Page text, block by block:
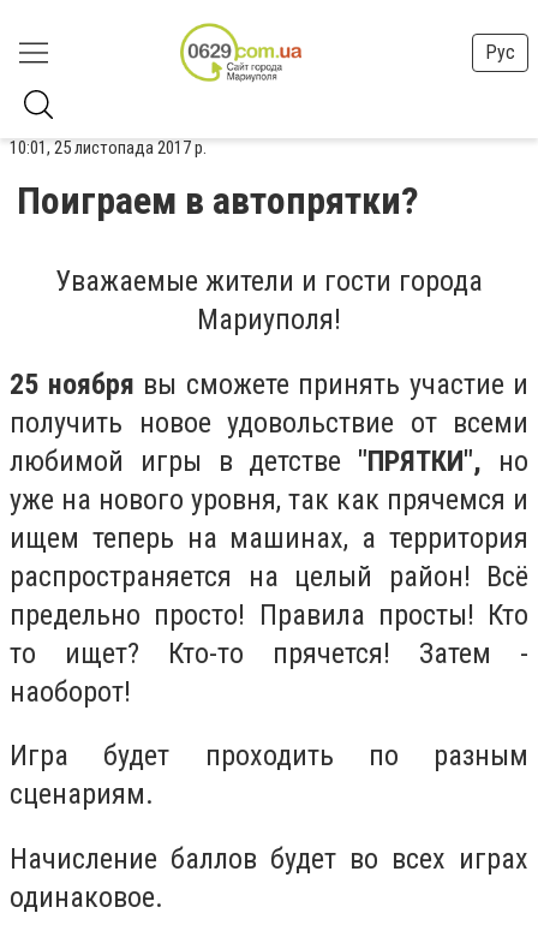
Рус
10:01, 25 листопада 2017 р.
Поиграем в автопрятки?
Уважаемые жители и гости города
Мариуполя!
25 ноября вы сможете принять участие и
получить новое удовольствие от всеми
любимой игры в детстве "ПРЯТКИ", но
уже на нового уровня, так как прячемся и
ищем теперь на машинах, а территория
распространяется на целый район! Всё
предельно просто! Правила просты! Кто
то ищет? Кто-то прячется! Затем -
наоборот!
Игра будет проходить по разным
сценариям.
Начисление баллов будет во всех играх
одинаковое.